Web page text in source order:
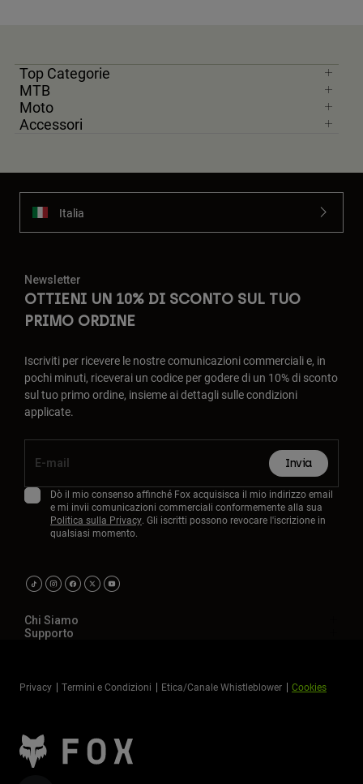
Top Categorie
MTB
Moto
Accessori
Italia
Newsletter
OTTIENI UN 10% DI SCONTO SUL TUO
PRIMO ORDINE
Iscriviti per ricevere le nostre comunicazioni commerciali e, in
pochi minuti, riceverai un codice per godere di un 10% di sconto
sul tuo primo ordine, insieme ai dettagli sulle condizioni
applicate.
Invia
Dò il mio consenso affinché Fox acquisisca il mio indirizzo email
e mi invii comunicazioni commerciali conformemente alla sua
Politica sulla Privacy. Gli iscritti possono revocare l'iscrizione in
qualsiasi momento.
Chi Siamo
Supporto
Privacy Termini e Condizioni Etica/Canale Whistleblower Cookies